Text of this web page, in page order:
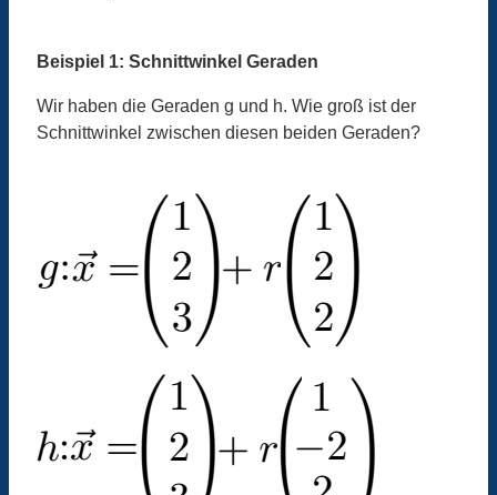
Beispiel 1: Schnittwinkel Geraden
Wir haben die Geraden g und h. Wie groß ist der
Schnittwinkel zwischen diesen beiden Geraden?